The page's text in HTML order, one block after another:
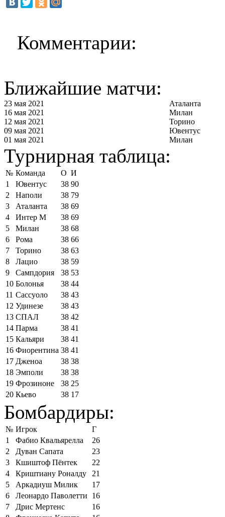
Комментарии:
Ближайшие матчи:
23 мая 2021
Аталанта
16 мая 2021
Милан
12 мая 2021
Торино
09 мая 2021
Ювентус
01 мая 2021
Милан
Турнирная таблица:
№ Команда О И
1
Ювентус 38 90
2
Наполи 38 79
3
Аталанта 38 69
4
Интер М 38 69
5
Милан 38 68
6
Рома 38 66
7
Торино 38 63
8
Лацио 38 59
9
Сампдория 38 53
10 Болонья 38 44
11 Сассуоло 38 43
12 Удинезе 38 43
13 СПАЛ 38 42
14 Парма 38 41
15 Кальяри 38 41
16 Фиорентина 38 41
17 Дженоа 38 38
18 Эмполи 38 38
19 Фрозиноне 38 25
20 Кьево 38 17
Бомбардиры:
№ Игрок
Г
1
Фабио Квальярелла
26
2
Дуван Сапата
23
3
Кшиштоф Пёнтек
22
4
Криштиану Роналду
21
5
Аркадиуш Милик
17
6
Леонардо Паволетти
16
7
Дрис Мертенс
16